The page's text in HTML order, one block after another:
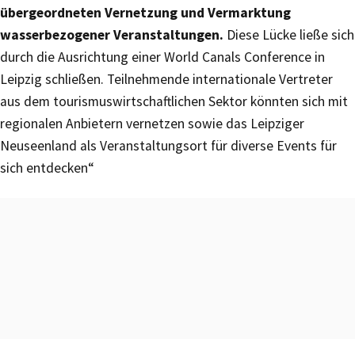
übergeordneten Vernetzung und Vermarktung
wasserbezogener Veranstaltungen. Diese Lücke ließe sich
durch die Ausrichtung einer World Canals Conference in
Leipzig schließen. Teilnehmende internationale Vertreter
aus dem tourismuswirtschaftlichen Sektor könnten sich mit
regionalen Anbietern vernetzen sowie das Leipziger
Neuseenland als Veranstaltungsort für diverse Events für
sich entdecken“